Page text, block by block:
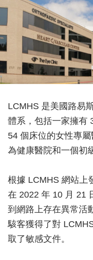
LCMHS 是美國路易
體系，包括一家擁有
54 個床位的女性專
為健康醫院和一個初
根據 LCMHS 網站上
在 2022 年 10 月 21
到網路上存在異常活
駭客獲得了對
取了敏感文件。